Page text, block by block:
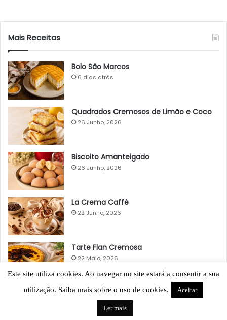
Mais Receitas
Bolo São Marcos
6 dias atrás
Quadrados Cremosos de Limão e Coco
26 Junho, 2026
Biscoito Amanteigado
26 Junho, 2026
La Crema Caffè
22 Junho, 2026
Tarte Flan Cremosa
22 Maio, 2026
Este site utiliza cookies. Ao navegar no site estará a consentir a sua
utilização. Saiba mais sobre o uso de cookies.
Aceitar
Ler mais